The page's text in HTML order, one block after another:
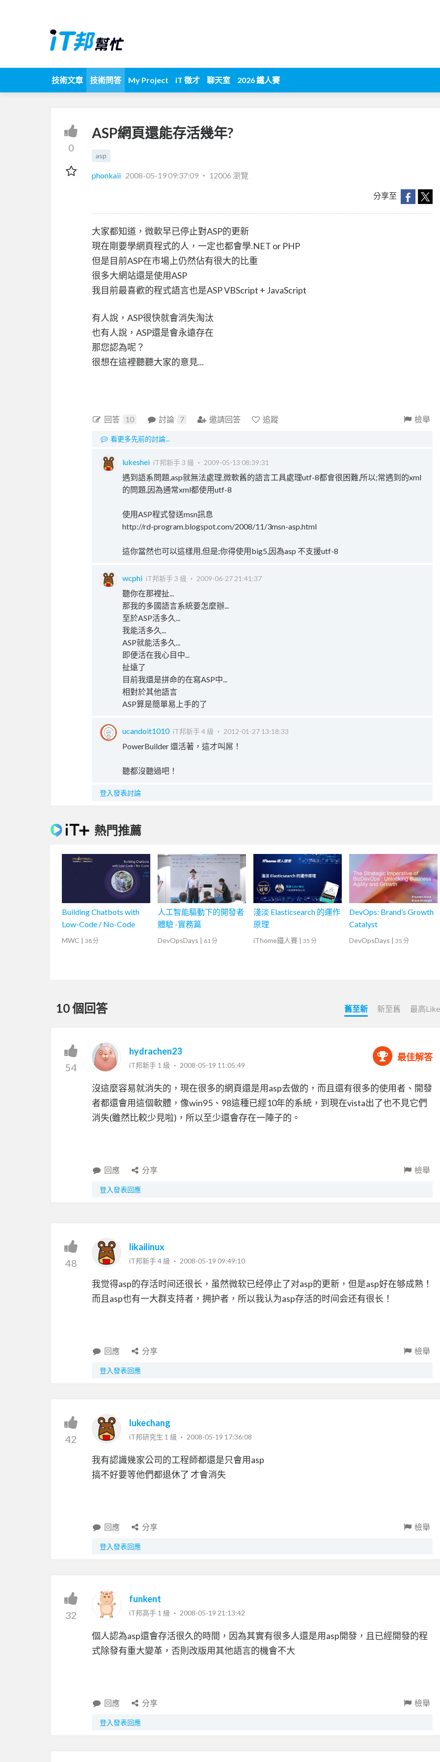
技術文章 技術問答 My Project iT 徵才 聊天室 2026 鐵人賽
0
ASP網頁還能存活幾年?
asp
phonkaii 2008-05-19 09:37:09 ‧ 12006 瀏覽
分享至
大家都知道，微軟早已停止對ASP的更新
現在剛要學網頁程式的人，一定也都會學.NET or PHP
但是目前ASP在市場上仍然佔有很大的比重
很多大網站還是使用ASP
我目前最喜歡的程式語言也是ASP VBScript + JavaScript
有人說，ASP很快就會消失淘汰
也有人說，ASP還是會永遠存在
那您認為呢？
很想在這裡聽聽大家的意見...
回答 10 討論 7 邀請回答 追蹤 檢舉
看更多先前的討論...
lukeshei iT邦新手 3 級 ‧ 2009-05-13 08:39:31
遇到語系問題,asp就無法處理,微軟舊的語言工具處理utf-8都會很困難,所以;常遇到的xml
的問題,因為通常xml都使用utf-8
使用ASP程式發送msn訊息
http://rd-program.blogspot.com/2008/11/3msn-asp.html
這你當然也可以這樣用,但是;你得使用big5,因為asp 不支援utf-8
wcphi iT邦新手 3 級 ‧ 2009-06-27 21:41:37
聽你在那裡扯...
那我的多國語言系統要怎麼辦...
至於ASP活多久...
我能活多久...
ASP就能活多久...
即便活在我心目中...
扯遠了
目前我還是拼命的在寫ASP中...
相對於其他語言
ASP算是簡單易上手的了
ucandoit1010 iT邦新手 4 級 ‧ 2012-01-27 13:18:33
PowerBuilder 還活著，這才叫屌！
聽都沒聽過吧！
登入發表討論
熱門推薦
Building Chatbots with
Low-Code / No-Code
MWC | 38 分
人工智能驅動下的開發者
體驗 -實務篇
DevOpsDays | 61 分
淺淡 Elasticsearch 的運作
原理
iThome鐵人賽 | 35 分
DevOps: Brand’s Growth
Catalyst
DevOpsDays | 35 分
10 個回答 舊至新 新至舊 最高
54
hydrachen23
iT邦新手 1 級 ‧ 2008-05-19 11:05:49
最佳解答
沒這麼容易就消失的，現在很多的網頁還是用asp去做的，而且還有很多的使用者、開發
者都還會用這個軟體，像win95、98這種已經10年的系統，到現在vista出了也不見它們
消失(雖然比較少見啦)，所以至少還會存在一陣子的。
回應 分享 檢舉
登入發表回應
48
likailinux
iT邦新手 4 級 ‧ 2008-05-19 09:49:10
我觉得asp的存活时间还很长，虽然微软已经停止了对asp的更新，但是asp好在够成熟！
而且asp也有一大群支持者，拥护者，所以我认为asp存活的时间会还有很长！
回應 分享 檢舉
登入發表回應
42
lukechang
iT邦研究生 1 級 ‧ 2008-05-19 17:36:08
我有認識幾家公司的工程師都還是只會用asp
搞不好要等他們都退休了 才會消失
回應 分享 檢舉
登入發表回應
32
funkent
iT邦高手 1 級 ‧ 2008-05-19 21:13:42
個人認為asp還會存活很久的時間，因為其實有很多人還是用asp開發，且已經開發的程
式除發有重大變革，否則改版用其他語言的機會不大
回應 分享 檢舉
登入發表回應